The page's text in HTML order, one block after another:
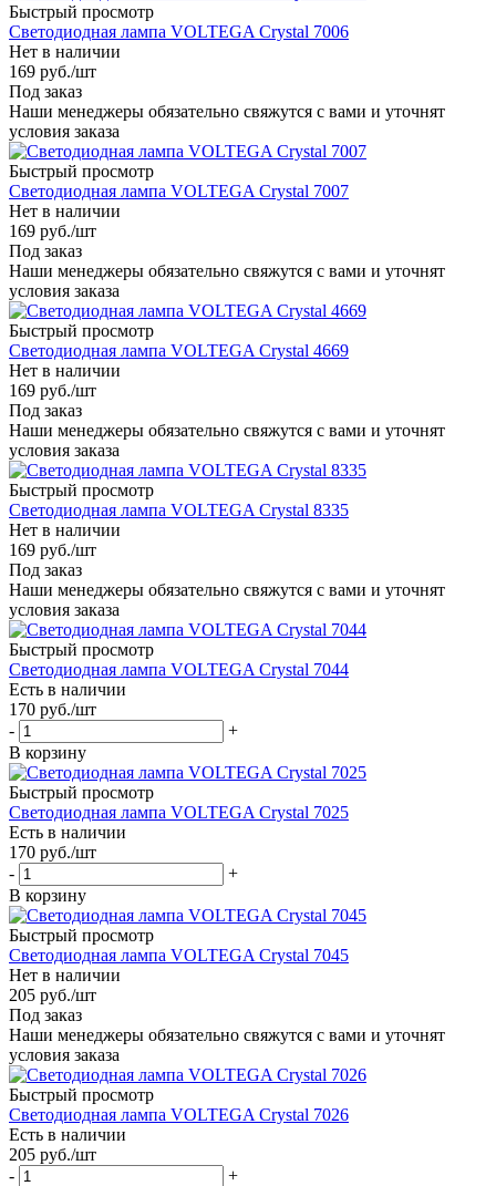
Быстрый просмотр
Светодиодная лампа VOLTEGA Crystal 7006
Нет в наличии
169 руб./шт
Под заказ
Наши менеджеры обязательно свяжутся с вами и уточнят
условия заказа
Быстрый просмотр
Светодиодная лампа VOLTEGA Crystal 7007
Нет в наличии
169 руб./шт
Под заказ
Наши менеджеры обязательно свяжутся с вами и уточнят
условия заказа
Быстрый просмотр
Светодиодная лампа VOLTEGA Crystal 4669
Нет в наличии
169 руб./шт
Под заказ
Наши менеджеры обязательно свяжутся с вами и уточнят
условия заказа
Быстрый просмотр
Светодиодная лампа VOLTEGA Crystal 8335
Нет в наличии
169 руб./шт
Под заказ
Наши менеджеры обязательно свяжутся с вами и уточнят
условия заказа
Быстрый просмотр
Светодиодная лампа VOLTEGA Crystal 7044
Есть в наличии
170 руб./шт
-
+
В корзину
Быстрый просмотр
Светодиодная лампа VOLTEGA Crystal 7025
Есть в наличии
170 руб./шт
-
+
В корзину
Быстрый просмотр
Светодиодная лампа VOLTEGA Crystal 7045
Нет в наличии
205 руб./шт
Под заказ
Наши менеджеры обязательно свяжутся с вами и уточнят
условия заказа
Быстрый просмотр
Светодиодная лампа VOLTEGA Crystal 7026
Есть в наличии
205 руб./шт
-
+